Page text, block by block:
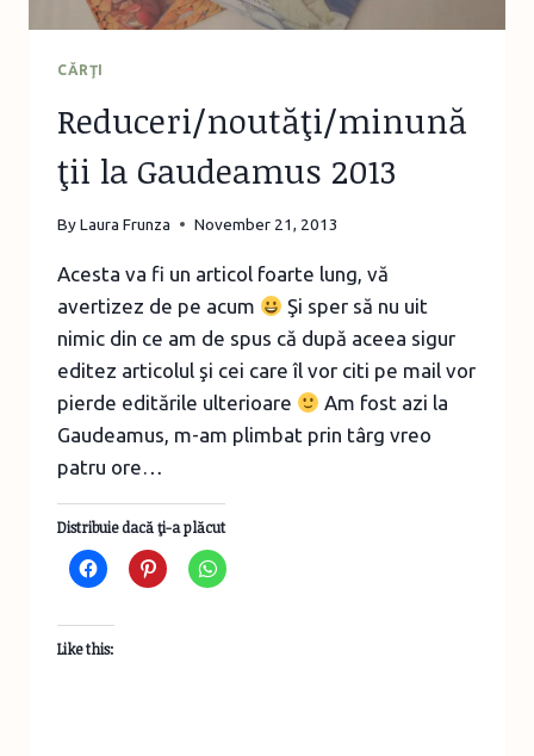
CĂRŢI
Reduceri/noutăţi/minună
ţii la Gaudeamus 2013
ByLaura Frunza November 21, 2013
Acesta va fi un articol foarte lung, vă
avertizez de pe acum
Şi sper să nu uit
nimic din ce am de spus că după aceea sigur
editez articolul şi cei care îl vor citi pe mail vor
pierde editările ulterioare
Am fost azi la
Gaudeamus, m-am plimbat prin târg vreo
patru ore…
Distribuie dacă ţi-a plăcut
Like this: